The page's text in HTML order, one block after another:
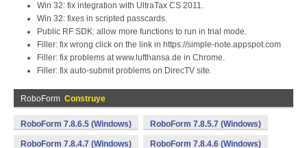
Win 32: fix integration with UltraTax CS 2011.
Win 32: fixes in scripted passcards.
Public RF SDK: allow more functions to run in trial mode.
Filler: fix wrong click on the link in https://simple-note.appspot.com
Filler: fix problems at www.lufthansa.de in Chrome.
Filler: fix auto-submit problems on DirecTV site.
RoboForm Construye
RoboForm 7.8.6.5 (Windows) RoboForm 7.8.5.7 (Windows)
RoboForm 7.8.4.7 (Windows) RoboForm 7.8.4.6 (Windows)